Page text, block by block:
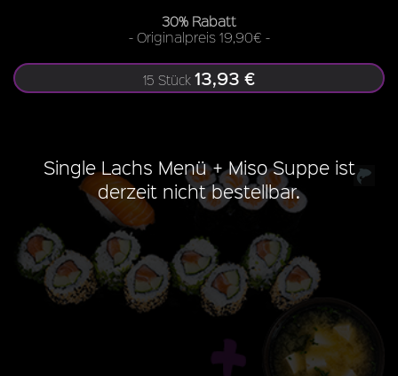
30% Rabatt
- Originalpreis 19,90€ -
15 Stück 13,93 €
Single Lachs Menü + Miso Suppe ist
derzeit nicht bestellbar.